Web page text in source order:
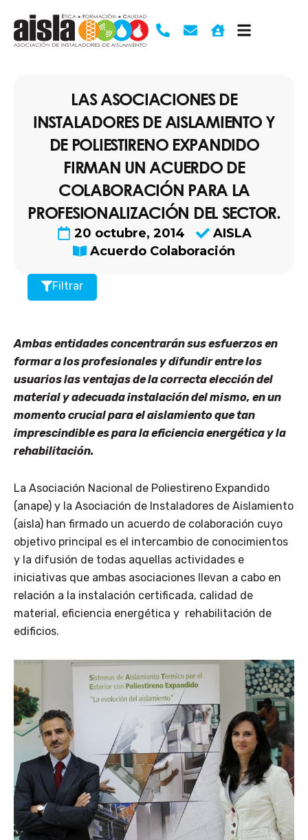
contenido
LAS ASOCIACIONES DE
INSTALADORES DE AISLAMIENTO Y
DE POLIESTIRENO EXPANDIDO
FIRMAN UN ACUERDO DE
COLABORACIÓN PARA LA
PROFESIONALIZACIÓN DEL SECTOR.
20 octubre, 2014
AISLA
Acuerdo Colaboración
Filtrar
Ambas entidades concentrarán sus esfuerzos en
formar a los profesionales y difundir entre los
usuarios las ventajas de la correcta elección del
material y adecuada instalación del mismo, en un
momento crucial para el aislamiento que tan
imprescindible es para la eficiencia energética y la
rehabilitación.
La Asociación Nacional de Poliestireno Expandido
(anape) y la Asociación de Instaladores de Aislamiento
(aisla) han firmado un acuerdo de colaboración cuyo
objetivo principal es el intercambio de conocimientos
y la difusión de todas aquellas actividades e
iniciativas que ambas asociaciones llevan a cabo en
relación a la instalación certificada, calidad de
material, eficiencia energética y rehabilitación de
edificios.